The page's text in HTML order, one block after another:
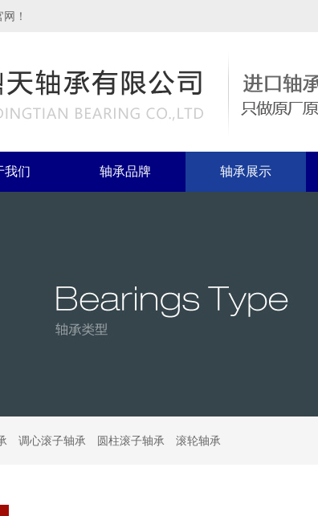
！
我们 轴承品牌 轴承展示
调心滚子轴承 圆柱滚子轴承 滚轮轴承